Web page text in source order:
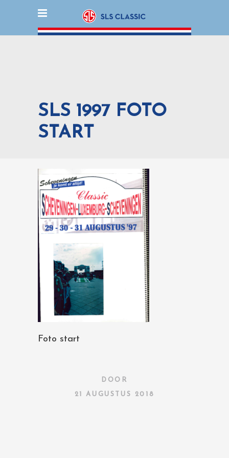
SLS 1997 FOTO
START
Foto start
DOOR
21 AUGUSTUS 2018